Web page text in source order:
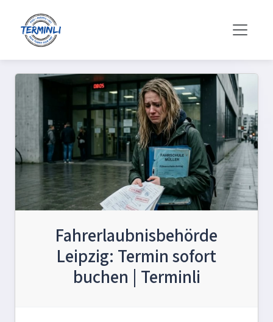
Fahrerlaubnisbehörde
Leipzig: Termin sofort
buchen | Terminli